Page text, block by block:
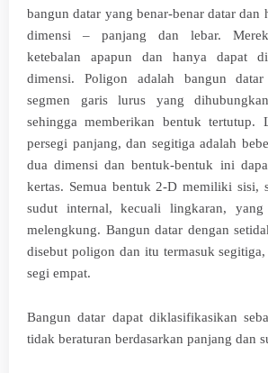
bangun datar yang benar-benar datar dan
dimensi – panjang dan lebar.
ketebalan apapun dan hanya dapat
dimensi. Poligon adalah bangun
segmen garis lurus yang
sehingga memberikan bentuk tertutup.
persegi panjang, dan segitiga adalah
dua dimensi dan bentuk-bentuk ini
kertas. Semua bentuk 2-D memiliki sisi,
sudut internal, kecuali lingkaran, yang
melengkung. Bangun datar dengan
disebut poligon dan itu termasuk
segi empat.
Bangun datar dapat diklasifikasikan
tidak beraturan berdasarkan panjang dan